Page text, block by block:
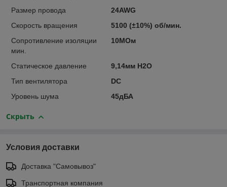
Размер провода
24AWG
Скорость вращения
5100 (±10%) об/мин.
Сопротивление изоляции
мин.
10МОм
Статическое давление
9,14мм H2O
Тип вентилятора
DC
Уровень шума
45дБА
Скрыть
Условия доставки
Доставка "Самовывоз"
Транспортная компания